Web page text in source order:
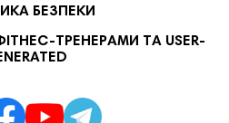
БЕЗПЕКИ
ТРЕНЕРАМИ ТА USER-